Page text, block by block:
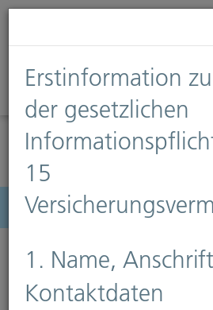
Diese Webseite verwendet
Informationen finden Sie auf
Diese Nachricht nicht
Menü
Erstinformation
der gesetzlichen
15
1. Name,
Kontaktdaten